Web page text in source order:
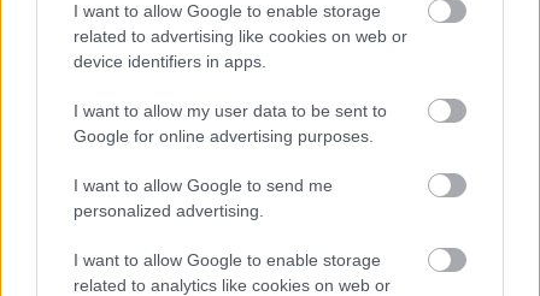
I want to allow Google to enable storage
related to advertising like cookies on web or
device identifiers in apps.
I want to allow my user data to be sent to
Google for online advertising purposes.
I want to allow Google to send me
personalized advertising.
I want to allow Google to enable storage
related to analytics like cookies on web or
σου πρέπει να συνδεθείς
στο my gazzetta!
Εγγραφή Σύνδεση